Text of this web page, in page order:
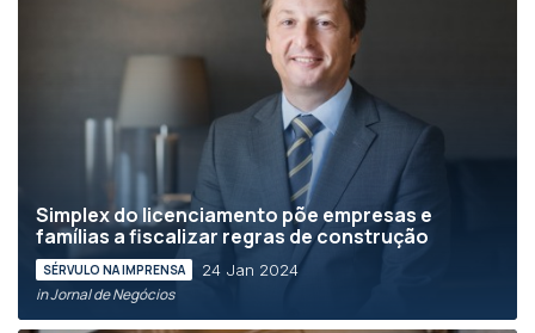
Simplex do licenciamento põe empresas e
famílias a fiscalizar regras de construção
SÉRVULO NA IMPRENSA 24 Jan 2024
in Jornal de Negócios